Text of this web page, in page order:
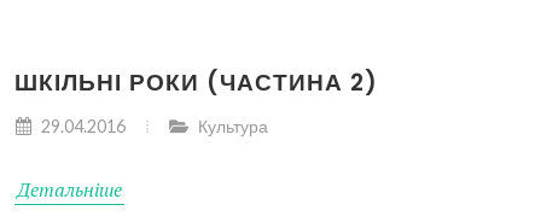
ШКІЛЬНІ РОКИ (ЧАСТИНА 2)
29.04.2016 Культура
Детальніше